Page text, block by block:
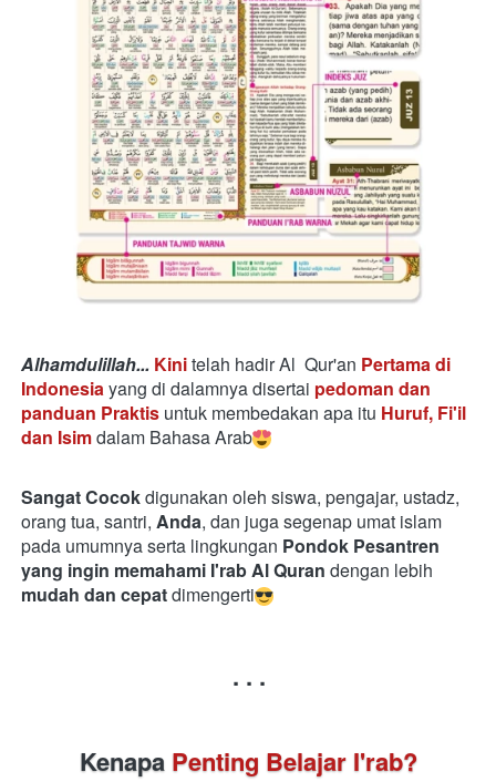
Alhamdulillah... Kini telah hadir Al  Qur'an Pertamadi
Indonesia yang di dalamnya disertai pedoman dan
panduan Praktis untuk membedakan apa itu Huruf, Fi'il
dan Isim dalam Bahasa Arab
Sangat Cocok digunakan oleh siswa, pengajar, ustadz,
orang tua, santri, Anda, dan juga segenap umat islam
pada umumnya serta lingkungan Pondok Pesantren
yang ingin memahami I'rab Al Quran dengan lebih
mudah dan cepat dimengerti
. . .
Kenapa Penting Belajar I'rab?